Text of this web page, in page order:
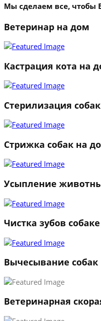
Мы сделаем все, чтобы
Ветеринар на дом
Кастрация кота на
Стерилизация
Стрижка собак на
Усыпление
Чистка зубов собаке
Вычесывание собак
Ветеринарная